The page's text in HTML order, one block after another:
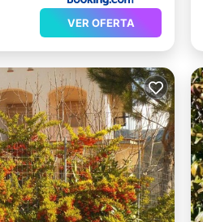
VER OFERTA